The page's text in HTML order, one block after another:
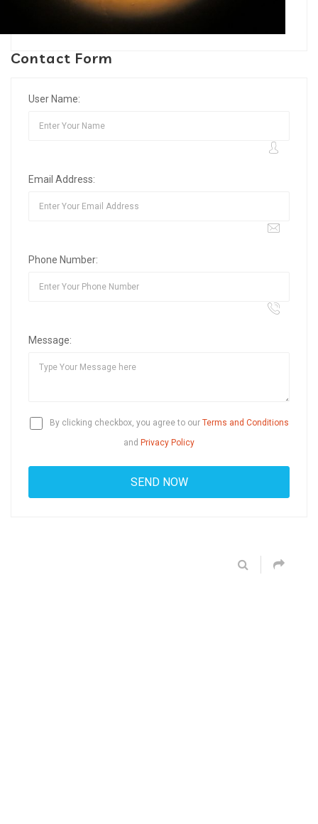
Contact Form
User Name:
Email Address:
Phone Number:
Message:
By clicking checkbox, you agree to our Terms and Conditions
and Privacy Policy